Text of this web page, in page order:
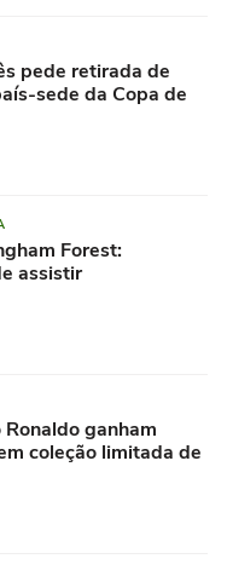
pede retirada de
sede da Copa de
Forest:
assistir
ganham
coleção limitada de